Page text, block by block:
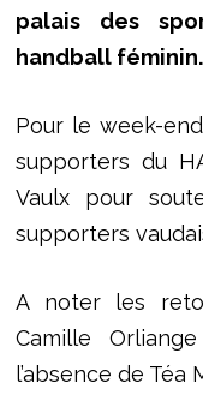
palais des
handball féminin.
Pour le week-
supporters du
Vaulx pour
supporters
A noter les
Camille
l’absence de Téa